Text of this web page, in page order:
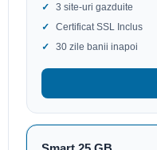
3 site-uri gazduite
Certificat SSL Inclus
30 zile banii inapoi